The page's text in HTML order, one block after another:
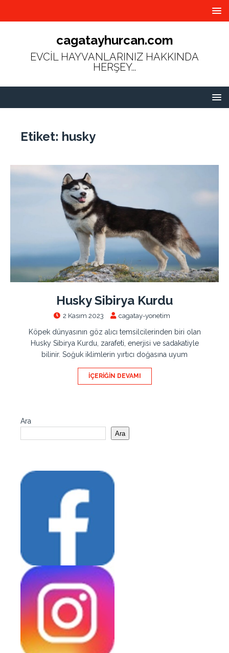
cagatayhurcan.com
EVCİL HAYVANLARINIZ HAKKINDA
HERŞEY...
Etiket: husky
Husky Sibirya Kurdu
2 Kasım 2023 cagatay-yonetim
Köpek dünyasının göz alıcı temsilcilerinden biri olan
Husky Sibirya Kurdu, zarafeti, enerjisi ve sadakatiyle
bilinir. Soğuk iklimlerin yırtıcı doğasına uyum
İÇERIĞIN DEVAMI
Ara
Ara